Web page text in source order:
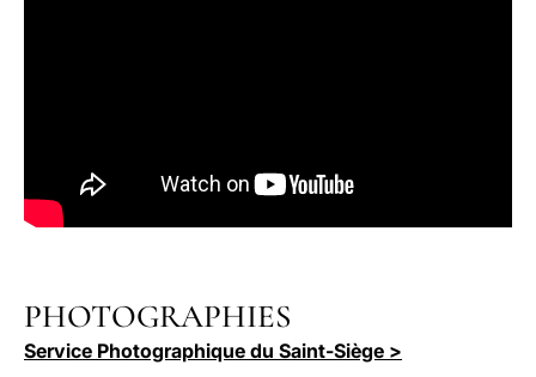
PHOTOGRAPHIES
Service Photographique du Saint-Siège >